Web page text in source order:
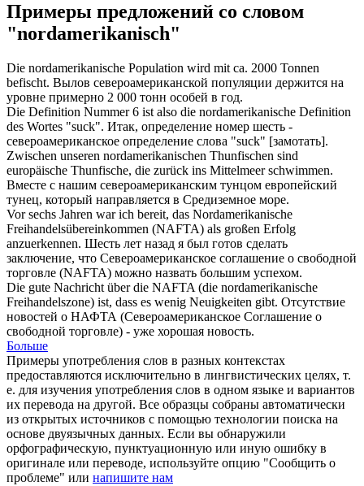
Примеры предложений со словом
"nordamerikanisch"
Die nordamerikanische Population wird mit ca. 2000 Tonnen
befischt. Вылов североамериканской популяции держится на
уровне примерно 2 000 тонн особей в год.
Die Definition Nummer 6 ist also die nordamerikanische Definition
des Wortes "suck". Итак, определение номер шесть -
североамериканское определение слова "suck" [замотать].
Zwischen unseren nordamerikanischen Thunfischen sind
europäische Thunfische, die zurück ins Mittelmeer schwimmen.
Вместе с нашим североамериканским тунцом европейский
тунец, который направляется в Средиземное море.
Vor sechs Jahren war ich bereit, das Nordamerikanische
Freihandelsübereinkommen (NAFTA) als großen Erfolg
anzuerkennen. Шесть лет назад я был готов сделать
заключение, что Североамериканское соглашение о свободной
торговле (NAFTA) можно назвать большим успехом.
Die gute Nachricht über die NAFTA (die nordamerikanische
Freihandelszone) ist, dass es wenig Neuigkeiten gibt. Отсутствие
новостей о НАФТА (Североамериканское Соглашение о
свободной торговле) - уже хорошая новость.
Больше
Примеры употребления слов в разных контекстах
предоставляются исключительно в лингвистических целях, т.
е. для изучения употребления слов в одном языке и вариантов
их перевода на другой. Все образцы собраны автоматически
из открытых источников с помощью технологии поиска на
основе двуязычных данных. Если вы обнаружили
орфографическую, пунктуационную или иную ошибку в
оригинале или переводе, используйте опцию "Сообщить о
проблеме" или напишите нам